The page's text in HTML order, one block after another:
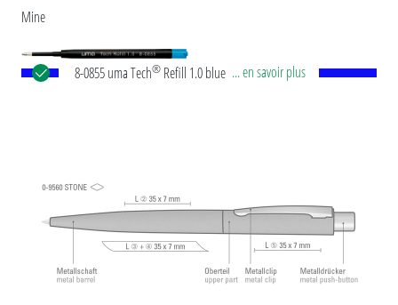
Mine
8-0855 uma Tech® Refill 1.0 blue Recharge géante
norme ISO. La recharge uma Tech Refill 1.0 offre
une expérience d'écriture agréable et douce.
... en savoir plus